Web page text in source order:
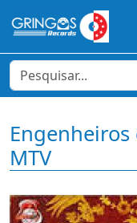
MTV